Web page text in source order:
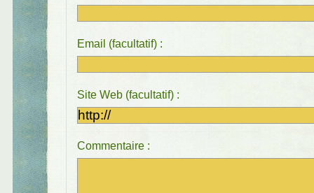
Email (facultatif) :
Site Web (facultatif) :
Commentaire :